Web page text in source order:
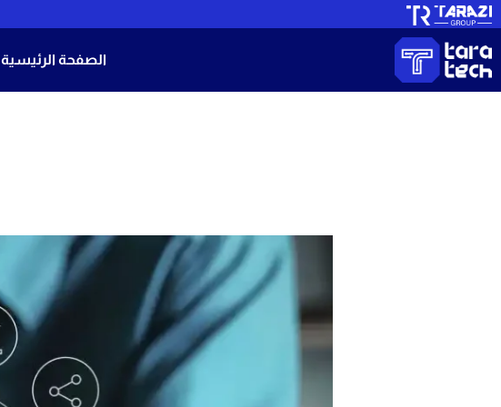
تخطي
إلى
المحتوى
الصفحة الرئيسية